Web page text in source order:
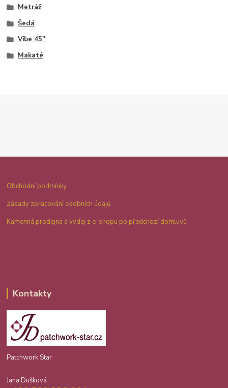
Metráž
Šedá
Vibe 45"
Makaté
Obchodní podmínky
Zásady zpracování osobních údajů
Kamenná prodejna a výdej z e-shopu po předchozí domluvě
Kontakty
Patchwork Star
Jana Dušková